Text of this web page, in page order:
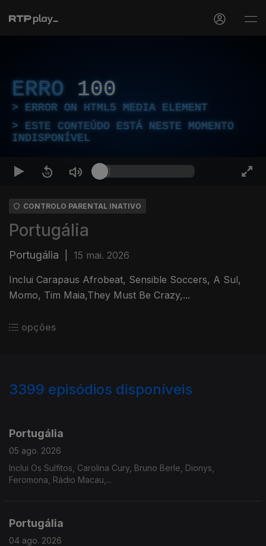
ERRO 100
ERROR ON HTML5 MEDIA ELEMENT
ESTE CONTEÚDO ESTÁ NESTE MOMENTO
INDISPONÍVEL
CONTROLO PARENTAL INATIVO
Portugália
Portugália 15 mai. 2026
Inclui Carapaus Afrobeat, Sensible Soccers, A Sul,
Momo, Tim Maia,They Must Be Crazy,...
opções
3399 episódios disponíveis
Portugália
05 ago. 2026
Inclui Os Sulfitos, Carolina Cury, Bruno Berle, Dionys,
Feromona, Rádio Macau,...
Portugália
04 ago. 2026